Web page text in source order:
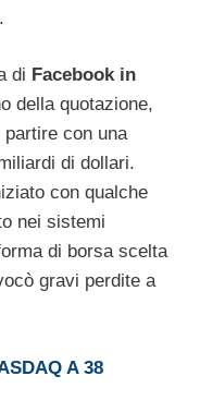
di Facebook in
della quotazione,
con una
di dollari.
con qualche
nei sistemi
di borsa scelta
gravi perdite a
A 38